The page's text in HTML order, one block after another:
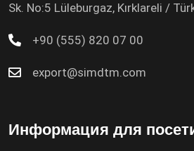
Sk. No:5 Lüleburgaz, Kırklareli /
+90 (555) 820 07 00
export@simdtm.com
Информация для